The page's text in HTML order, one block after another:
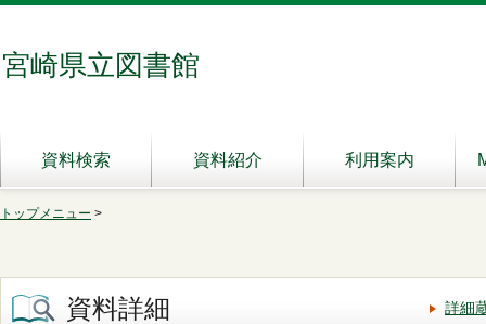
宮崎県立図書館
資料検索 資料紹介 利用案内
トップメニュー >
資料詳細 詳細